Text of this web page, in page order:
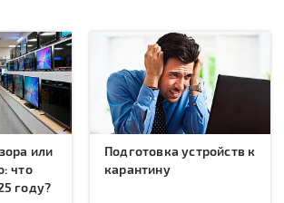
или
что
году?
Подготовка устройств к
карантину